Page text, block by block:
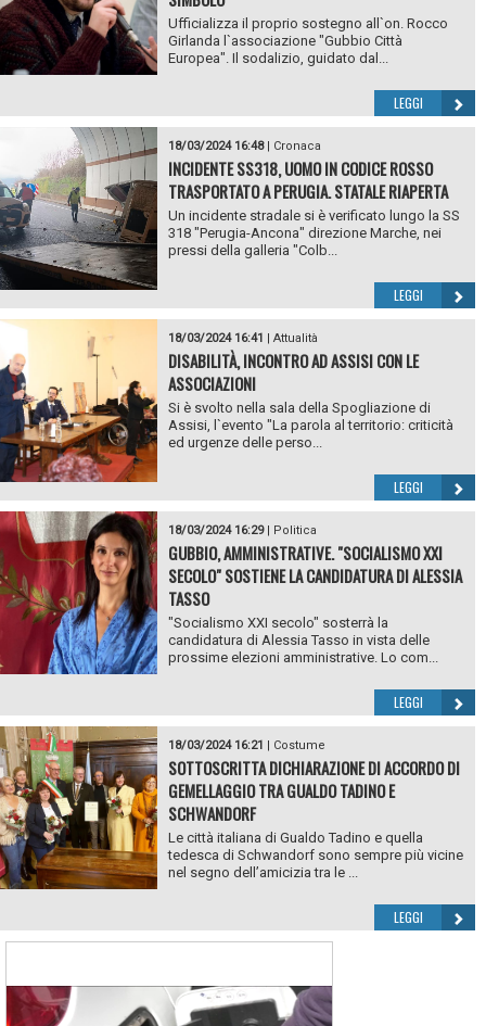
Ufficializza il proprio sostegno all`on. Rocco
Girlanda l`associazione "Gubbio Città
Europea". Il sodalizio, guidato dal...
LEGGI
18/03/2024 16:48| Cronaca
INCIDENTE SS318, UOMO IN CODICE ROSSO
TRASPORTATO A PERUGIA. STATALE RIAPERTA
Un incidente stradale si è verificato lungo la SS
318 "Perugia-Ancona" direzione Marche, nei
pressi della galleria "Colb...
LEGGI
18/03/2024 16:41 | Attualità
DISABILITÀ, INCONTRO AD ASSISI CON LE
ASSOCIAZIONI
Si è svolto nella sala della Spogliazione di
Assisi, l`evento "La parola al territorio: criticità
ed urgenze delle perso...
LEGGI
18/03/2024 16:29| Politica
GUBBIO, AMMINISTRATIVE. "SOCIALISMO XXI
SECOLO" SOSTIENE LA CANDIDATURA DI ALESSIA
TASSO
"Socialismo XXI secolo" sosterrà la
candidatura di Alessia Tasso in vista delle
prossime elezioni amministrative. Lo com...
LEGGI
18/03/2024 16:21 | Costume
SOTTOSCRITTA DICHIARAZIONE DI ACCORDO DI
GEMELLAGGIO TRA GUALDO TADINO E
SCHWANDORF
Le città italiana di Gualdo Tadino e quella
tedesca di Schwandorf sono sempre più vicine
nel segno dell’amicizia tra le ...
LEGGI